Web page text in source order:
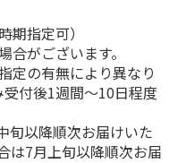
指定可）
がございます。
定の有無により異なり
付後1週間～10日程度
旬以降順次お届けいた
は7月上旬以降順次お届